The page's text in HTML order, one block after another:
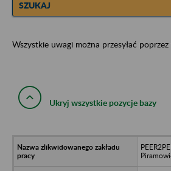
SZUKAJ
Wszystkie uwagi można przesyłać poprzez
Ukryj wszystkie pozycje bazy